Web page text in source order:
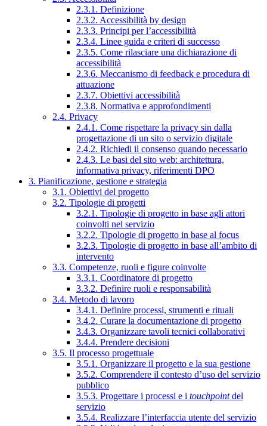
2.3.1. Definizione
2.3.2. Accessibilità by design
2.3.3. Principi per l’accessibilità
2.3.4. Linee guida e criteri di successo
2.3.5. Come rilasciare una dichiarazione di
accessibilità
2.3.6. Meccanismo di feedback e procedura di
attuazione
2.3.7. Obiettivi accessibilità
2.3.8. Normativa e approfondimenti
2.4. Privacy
2.4.1. Come rispettare la privacy sin dalla
progettazione di un sito o servizio digitale
2.4.2. Richiedi il consenso quando necessario
2.4.3. Le basi del sito web: architettura,
informativa privacy, riferimenti DPO
3. Pianificazione, gestione e strategia
3.1. Obiettivi del progetto
3.2. Tipologie di progetti
3.2.1. Tipologie di progetto in base agli attori
coinvolti nel servizio
3.2.2. Tipologie di progetto in base al focus
3.2.3. Tipologie di progetto in base all’ambito di
intervento
3.3. Competenze, ruoli e figure coinvolte
3.3.1. Coordinatore di progetto
3.3.2. Definire ruoli e responsabilità
3.4. Metodo di lavoro
3.4.1. Definire processi, strumenti e rituali
3.4.2. Curare la documentazione di progetto
3.4.3. Organizzare tavoli tecnici collaborativi
3.4.4. Prendere decisioni
3.5. Il processo progettuale
3.5.1. Organizzare il progetto e la sua gestione
3.5.2. Comprendere il contesto d’uso del servizio
pubblico
3.5.3. Progettare i processi e i touchpointdel
servizio
3.5.4. Realizzare l’interfaccia utente del servizio